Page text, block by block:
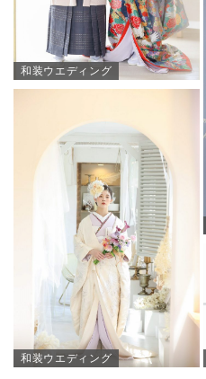
和装ウエディング
和装ウエディング